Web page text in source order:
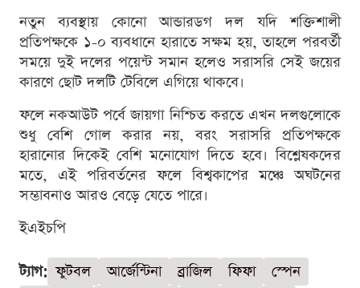
নতুন ব্যবস্থায় কোনো আন্ডারডগ দল যদি শক্তিশালী
প্রতিপক্ষকে ১-০ ব্যবধানে হারাতে সক্ষম হয়, তাহলে পরবর্তী
সময়ে দুই দলের পয়েন্ট সমান হলেও সরাসরি সেই জয়ের
কারণে ছোট দলটি টেবিলে এগিয়ে থাকবে।
ফলে নকআউট পর্বে জায়গা নিশ্চিত করতে এখন দলগুলোকে
শুধু বেশি গোল করার নয়, বরং সরাসরি প্রতিপক্ষকে
হারানোর দিকেই বেশি মনোযোগ দিতে হবে। বিশ্লেষকদের
মতে, এই পরিবর্তনের ফলে বিশ্বকাপের মঞ্চে অঘটনের
সম্ভাবনাও আরও বেড়ে যেতে পারে।
ইএইচপি
ট্যাগ: ফুটবল আর্জেন্টিনা ব্রাজিল ফিফা
স্পেন